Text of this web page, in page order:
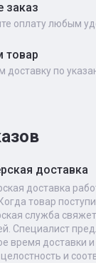
заказ
оплату любым
товар
доставку по
доставка
доставка
товар
служба
Специалист
время доставки и
и